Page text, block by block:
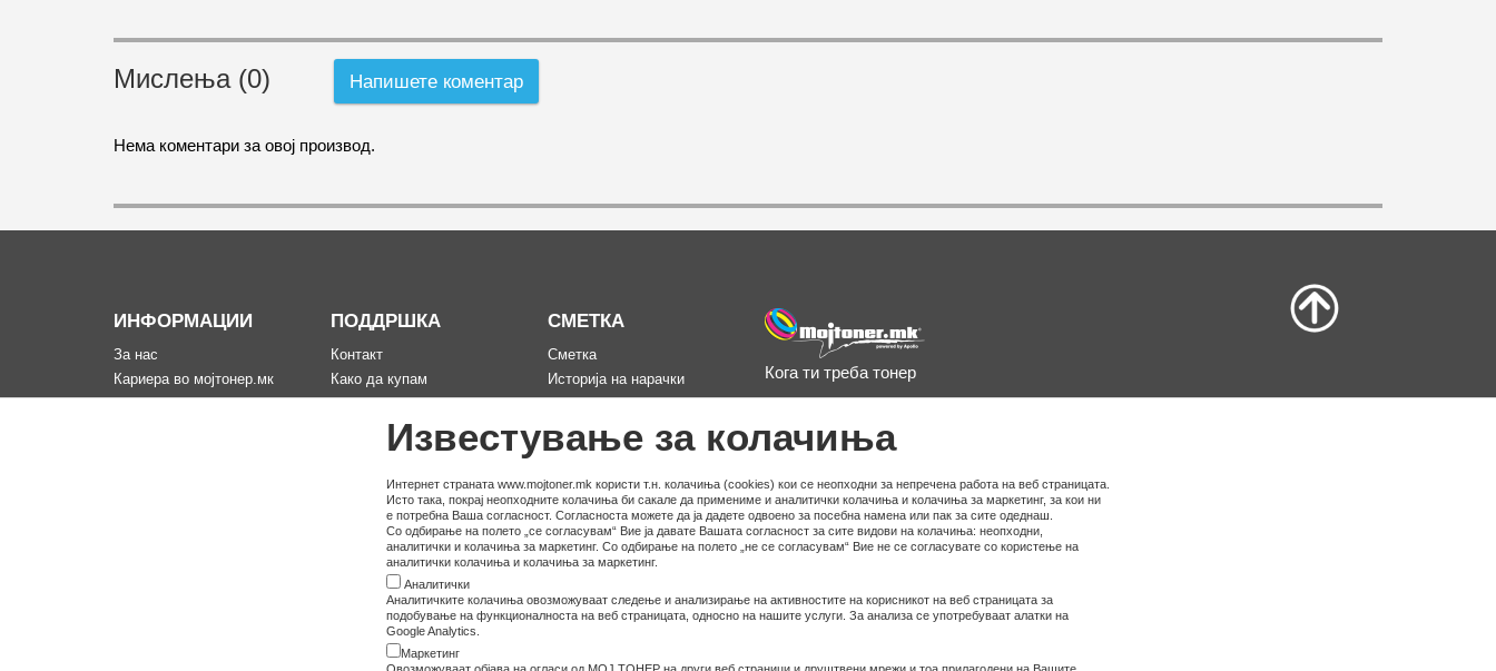
Известување за колачиња
Интернет страната www.mojtoner.mk користи т.н. колачиња (cookies) кои се неопходни за непречена работа на веб страницата.
Исто така, покрај неопходните колачиња би сакале да примениме и аналитички колачиња и колачиња за маркетинг, за кои ни
е потребна Ваша согласност. Согласноста можете да ја дадете одвоено за посебна намена или пак за сите одеднаш.
Со одбирање на полето „се согласувам“ Вие ја давате Вашата согласност за сите видови на колачиња: неопходни,
аналитички и колачиња за маркетинг. Со одбирање на полето „не се согласувам“ Вие не се согласувате со користење на
аналитички колачиња и колачиња за маркетинг.
Аналитички
Аналитичките колачиња овозможуваат следење и анализирање на активностите на корисникот на веб страницата за
подобување на функционалноста на веб страницата, односно на нашите услуги. За анализа се употребуваат алатки на
Google Analytics.
Маркетинг
Мислења (0) Напишете коментар
Нема коментари за овој производ.
ИНФОРМАЦИИ
За нас
Кариера во мојтонер.мк
Информации за испорака
ПОДДРШКА
Контакт
Како да купам
Рекламација за производ
Мапа на сајтот
СМЕТКА
Сметка
Историја на нарачки
Омилени
Кога ти треба тонер